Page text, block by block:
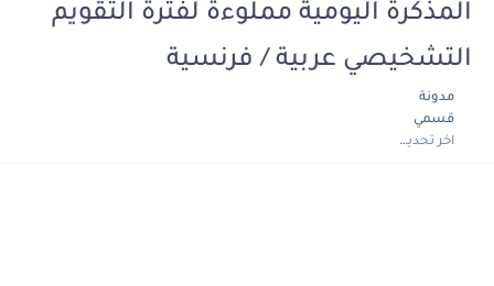
المذكرة اليومية مملوءة لفترة التقويم
التشخيصي عربية / فرنسية
مدونة
قسمي
اخر تحديث :